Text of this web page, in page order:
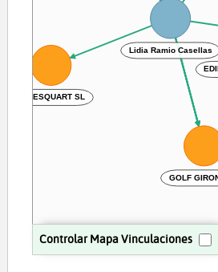
Controlar Mapa Vinculaciones
Lidia Ramio Casellas
GOLF
NAVESQUART SL